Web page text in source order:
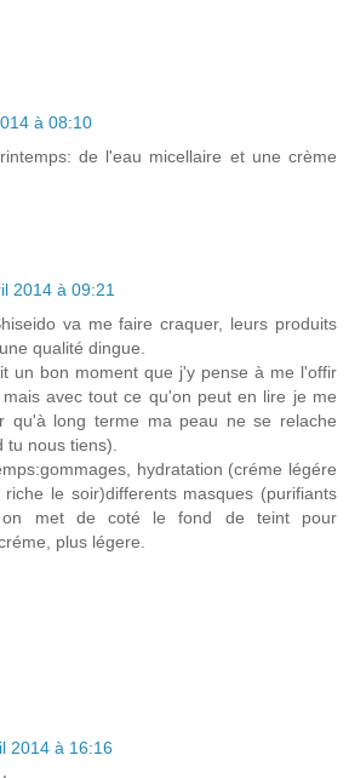
à 08:10
de l'eau micellaire et une crème
2014 à 09:21
va me faire craquer, leurs produits
qualité dingue.
un bon moment que j'y pense à me l'offir
avec tout ce qu'on peut en lire je me
qu'à long terme ma peau ne se relache
tu nous tiens).
hydratation (créme légére
le soir)differents masques (purifiants
on met de coté le fond de teint pour
plus légere.
2014 à 16:16